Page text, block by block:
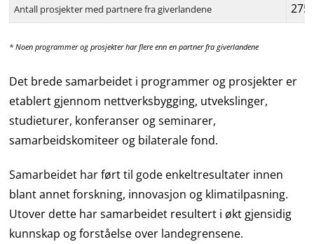
Antall prosjekter med partnere fra giverlandene 275
* Noen programmer og prosjekter har flere enn en partner fra giverlandene
Det brede samarbeidet i programmer og prosjekter er
etablert gjennom nettverksbygging, utvekslinger,
studieturer, konferanser og seminarer,
samarbeidskomiteer og bilaterale fond.
Samarbeidet har ført til gode enkeltresultater innen
blant annet forskning, innovasjon og klimatilpasning.
Utover dette har samarbeidet resultert i økt gjensidig
kunnskap og forståelse over landegrensene.